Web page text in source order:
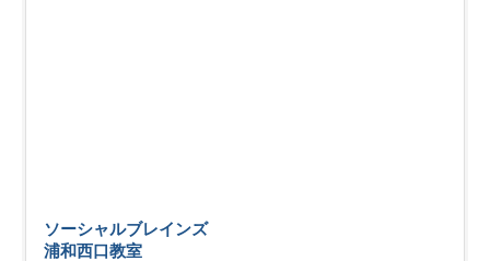
ソーシャルブレインズ
浦和西口教室